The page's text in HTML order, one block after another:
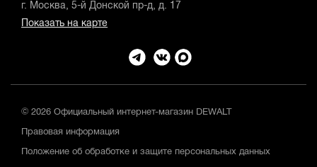
г. Москва, 5-й Донской пр-д, д. 17
Показать на карте
© 2026 Официальный интернет-магазин DEWALT
Правовая информация
Положение об обработке и защите персональных данных